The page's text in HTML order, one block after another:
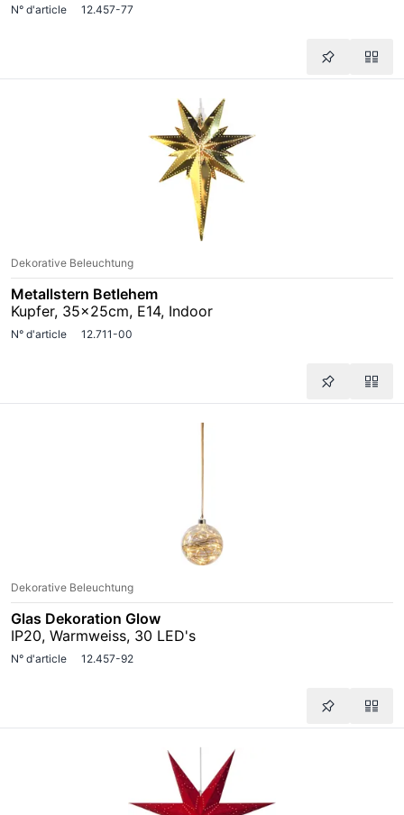
N° d'article 12.457-77
Dekorative Beleuchtung
Metallstern Betlehem
Kupfer, 35x25cm, E14, Indoor
N° d'article 12.711-00
Dekorative Beleuchtung
Glas Dekoration Glow
IP20, Warmweiss, 30 LED's
N° d'article 12.457-92